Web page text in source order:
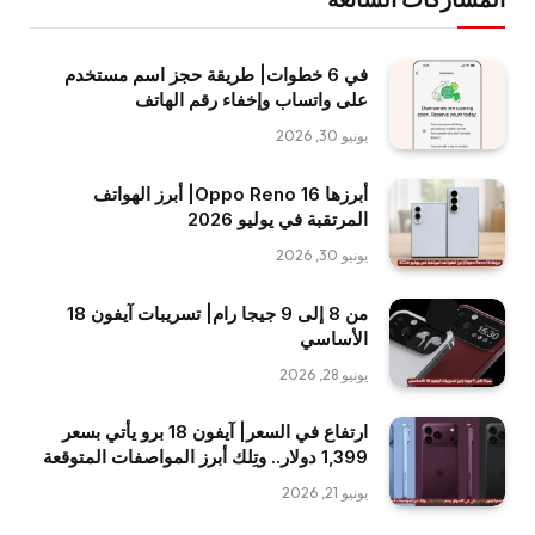
في 6 خطوات| طريقة حجز اسم مستخدم
على واتساب وإخفاء رقم الهاتف
يونيو 30, 2026
أبرزها Oppo Reno 16| أبرز الهواتف
المرتقبة في يوليو 2026
يونيو 30, 2026
من 8 إلى 9 جيجا رام| تسريبات آيفون 18
الأساسي
يونيو 28, 2026
ارتفاع في السعر| آيفون 18 برو يأتي بسعر
1,399 دولار.. وتِلك أبرز المواصفات المتوقعة
يونيو 21, 2026